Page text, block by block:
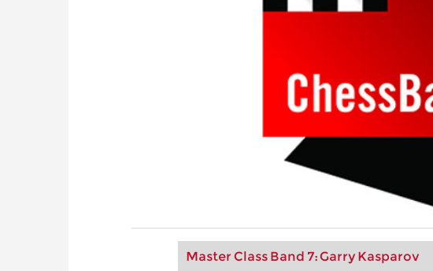
Master Class Band 7: Garry Kasparov